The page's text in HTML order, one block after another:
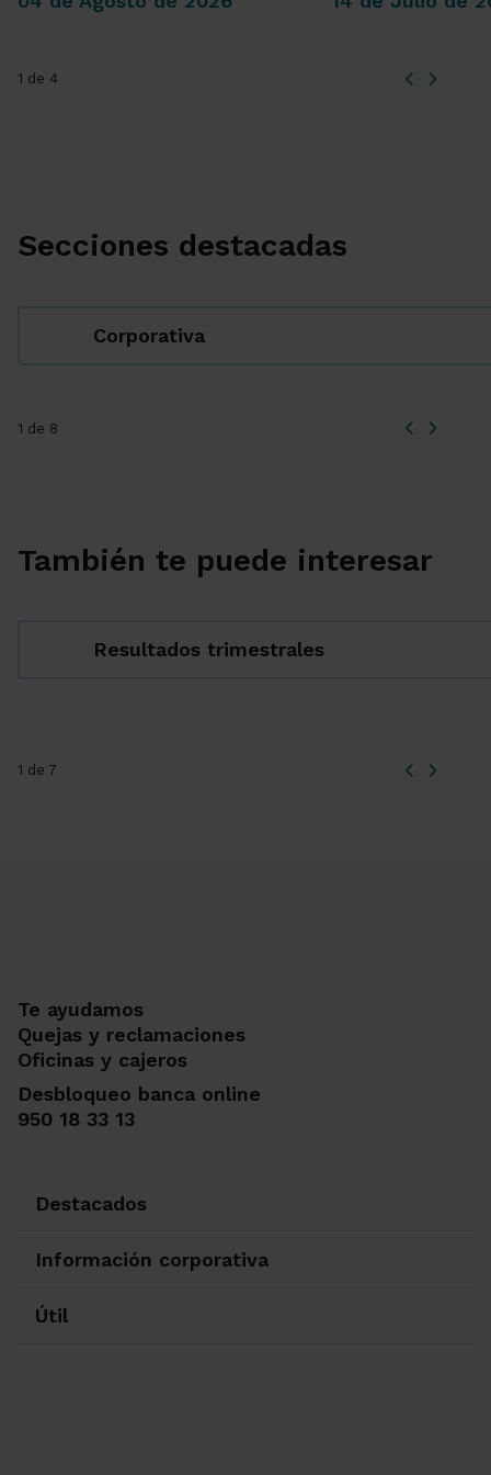
1 de 4
Secciones destacadas
Corporativa
1 de 8
También te puede interesar
Resultados trimestrales
1 de 7
Te ayudamos
Quejas y reclamaciones
Oficinas y cajeros
Desbloqueo banca online
950 18 33 13
Destacados
Información corporativa
Útil